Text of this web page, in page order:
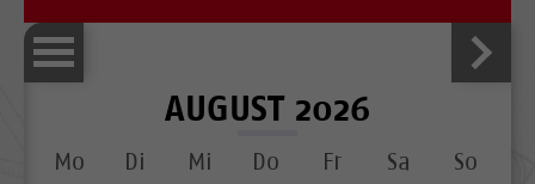
AUGUST 2026
Mo Di Mi Do Fr Sa So